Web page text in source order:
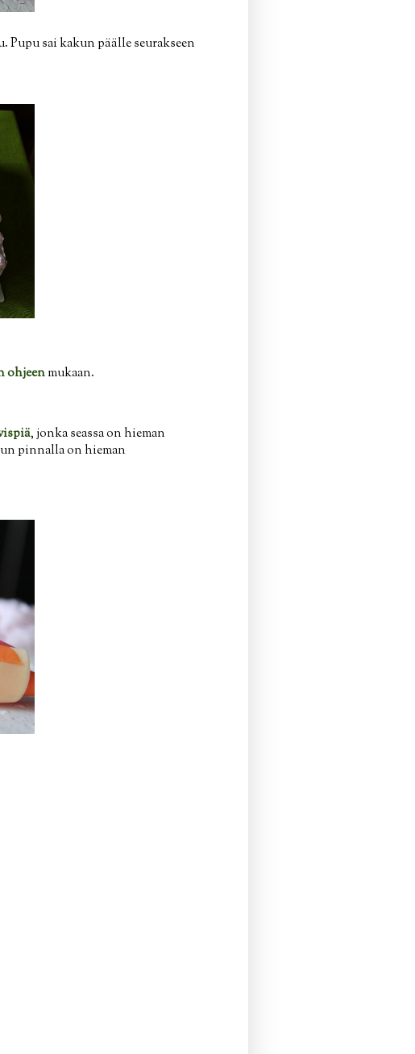
sai kakun päälle seurakseen
ohjeenmukaan.
, jonka seassa on hieman
pinnalla on hieman